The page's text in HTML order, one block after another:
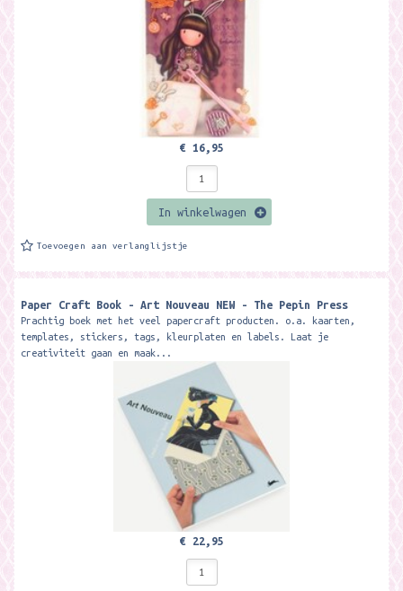
€ 16,95
In winkelwagen
Toevoegen aan verlanglijstje
Paper Craft Book - Art Nouveau NEW - The Pepin Press
Prachtig boek met het veel papercraft producten. o.a. kaarten,
templates, stickers, tags, kleurplaten en labels. Laat je
creativiteit gaan en maak...
€ 22,95